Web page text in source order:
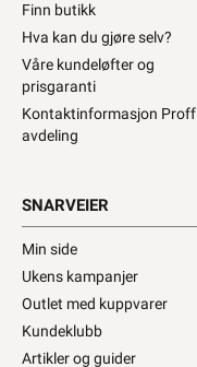
Finn butikk
Hva kan du gjøre selv?
Våre kundeløfter og
prisgaranti
Kontaktinformasjon Proff
avdeling
SNARVEIER
Min side
Ukens kampanjer
Outlet med kuppvarer
Kundeklubb
Artikler og guider